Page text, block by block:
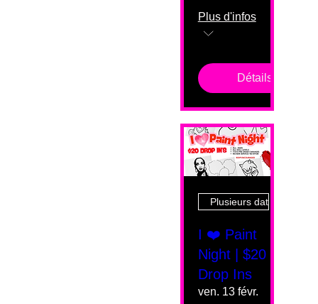
Plus d'infos
Détails
Plusieurs dates
I ❤️ Paint
Night | $20
Drop Ins
ven. 13 févr.